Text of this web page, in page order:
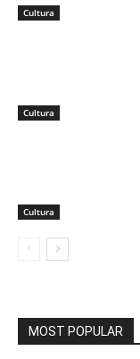
Cultura
Cultura
Cultura
MOST POPULAR